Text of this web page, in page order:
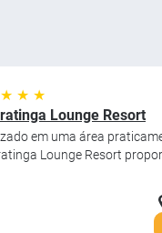
★ ★
Lounge Resort
em uma área
Lounge Resort